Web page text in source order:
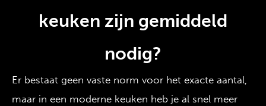
keuken zijn gemiddeld
nodig?
Er bestaat geen vaste norm voor het exacte aantal,
maar in een moderne keuken heb je al snel meer